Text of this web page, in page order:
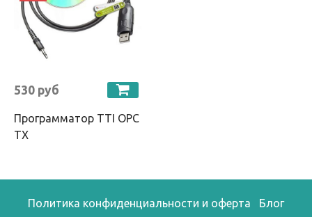
530 руб
Программатор TTI OPC
TX
Политика конфиденциальности и оферта Блог